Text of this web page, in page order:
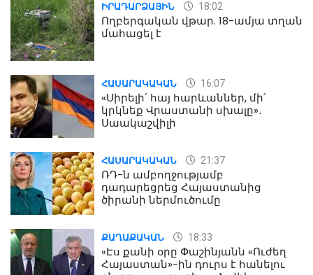
ԻՐԱԴԱՐՁԱՅԻՆ 18:02
Ողբերգական վթար. 18-ամյա տղան
մահացել է
ՀԱՍԱՐԱԿԱԿԱՆ 16:07
«Սիրելի՛ հայ հարևաններ, մի՛
կրկնեք Վրաստանի սխալը»․
Սաակաշվիլի
ՀԱՍԱՐԱԿԱԿԱՆ 21:37
ՌԴ-ն ամբողջությամբ
դադարեցրեց Հայաստանից
ծիրանի ներմուծումը
ՔԱՂԱՔԱԿԱՆ 18:33
«Էս քանի օրը Փաշինյանն «Ուժեղ
Հայաստան»-ին դուրս է հանելու